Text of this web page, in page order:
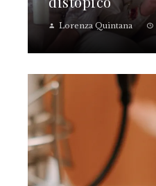
Lorenza Quintana